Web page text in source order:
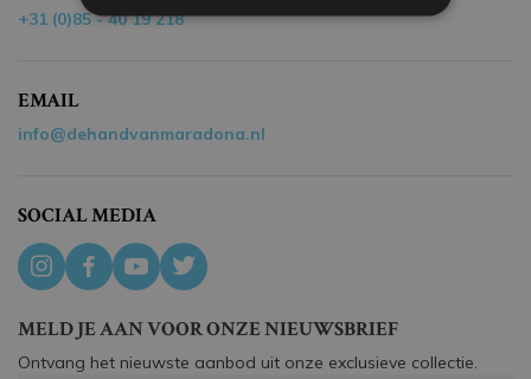
+31 (0)85 - 40 19 218
EMAIL
info@dehandvanmaradona.nl
SOCIAL MEDIA
MELD JE AAN VOOR ONZE NIEUWSBRIEF
Ontvang het nieuwste aanbod uit onze exclusieve collectie.